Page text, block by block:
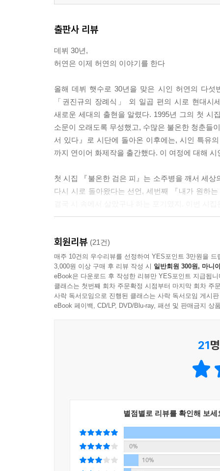
출판사 리뷰
데뷔 30년,
허연은 이제 허연의 이야기를 한다
올해 데뷔 햇수로 30년을 맞은 시인 허연의 다
「권진규의 장례식」 외 일곱 편의 시로 현대시
새로운 세대의 출현을 알렸다. 1995년 그의 첫 시
소문이 오래도록 무성했고, 수많은 불온한 청춘들
서 있다』로 시단에 돌아온 이후에는, 시인 특유
까지 연이어 화제작을 출간했다. 이 여정에 대해
첫 시집 『불온한 검은 피』는 소주병을 깨서 세
다시 시로 돌아왔다는 선언, 세번째 『내가 원하
감각은 여전히 날카로워서 사물의 핵심을 간파해
있었다. 더러운 거리와 가난한 사람들, 병듦과
담백한 언어로 자신만이 할 수 있는 ‘허연의 이야
자발적으로 도피에 실패한 니힐리스트
죽음으로서의 자유를 꿈꿨던 젊은 그의 시 「무
- 「無伴奏」 부분(『불온한 검은 피』, 세계사,
행복하냐고 물을 때마다
바닥에 침을 뱉는
회원리뷰 (21건)
매주 10건의 우수리뷰를 선정하여 YES포인트 3만원을 드
3,000원 이상 구매 후 리뷰 작성 시 일반회원 300원, 마니
eBook은 다운로드 후 작성한 리뷰만 YES포인트 지급됩니
클래스는 첫번째 회차 주문확정 시점부터 마지막 회차 주
사락 독서모임으로 진행된 클래스는 사락 독서모임 게시
eBook 페이백, CD/LP, DVD/Blu-ray, 패션 및 판매금지 상
21
별점별로 리뷰를 확인해 보세
0%
10%